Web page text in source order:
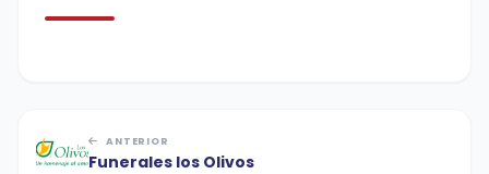
ANTERIOR
Funerales los Olivos